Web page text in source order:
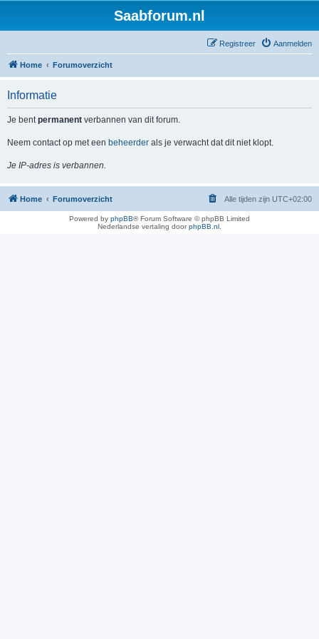
Saabforum.nl
Aanmelden
Registreer
Home Forumoverzicht
Informatie
Je bentpermanent verbannen van dit forum.
Neem contact op met een beheerder als je verwacht dat dit niet klopt.
Je IP-adres is verbannen.
Home Forumoverzicht Alle tijden zijn UTC+02:00
Powered by phpBB® Forum Software © phpBB Limited
Nederlandse vertaling doorphpBB.nl